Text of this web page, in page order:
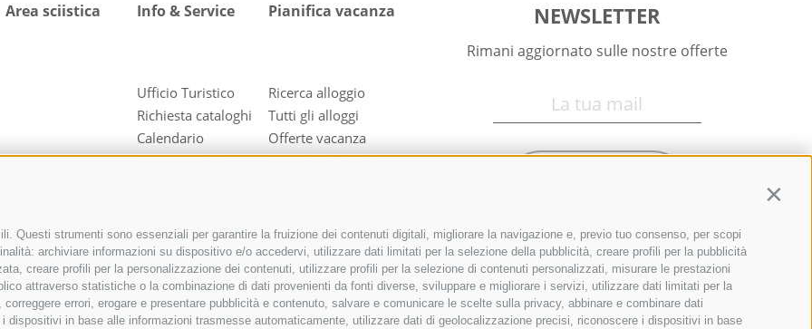
Questi strumenti sono essenziali per garantire la fruizione dei contenuti digitali, migliorare la navigazione e, previo tuo consenso, per scopi
archiviare informazioni su dispositivo e/o accedervi, utilizzare dati limitati per la selezione della pubblicità, creare profili per la pubblicità
creare profili per la personalizzazione dei contenuti, utilizzare profili per la selezione di contenuti personalizzati, misurare le prestazioni
attraverso statistiche o la combinazione di dati provenienti da fonti diverse, sviluppare e migliorare i servizi, utilizzare dati limitati per la
errori, erogare e presentare pubblicità e contenuto, salvare e comunicare le scelte sulla privacy, abbinare e combinare dati
in base alle informazioni trasmesse automaticamente, utilizzare dati di geolocalizzazione precisi, riconoscere i dispositivi in base
Area sciistica Info & Service
Ufficio Turistico
Richiesta cataloghi
Calendario
manifestazioni
Foto
Downloads
Webcam
Progetti INTERREG
Pianifica vacanza
Ricerca alloggio
Tutti gli alloggi
Offerte vacanza
active CARD Colle
NEWSLETTER
Rimani aggiornato sulle nostre offerte